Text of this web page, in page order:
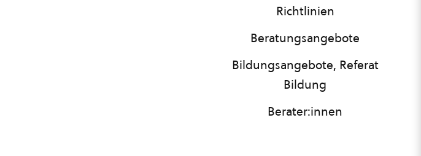
Richtlinien
Beratungsangebote
Bildungsangebote, Referat
Bildung
Berater:innen